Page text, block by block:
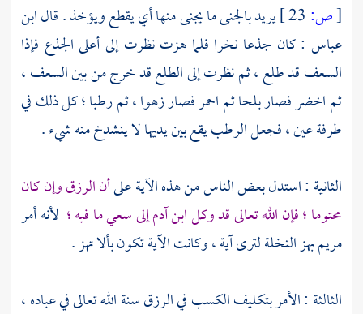
[ص: يريد بالجنى ما يجنى منها أي يقطع ويؤخذ . قالابن
عباس : كان جذعا نخرا فلما هزت نظرت إلى أعلى الجذع فإذا
السعف قد طلع ، ثم نظرت إلى الطلع قد خرج من بين السعف ،
ثم اخضر فصار بلحا ثم احمر فصار زهوا ، ثم رطبا ؛ كل ذلك في
طرفة عين ، فجعل الرطب يقع بين يديها لا ينشدخ منه شيء .
الثانية : استدل بعض الناس من هذه الآية علىأن الرزق وإن كان
محتوما ؛ فإن الله تعالى قد وكل ابن آدم إلى سعي ما فيه ؛ لأنه أمر
مريمبهز النخلة لترى آية ، وكانت الآية تكون بألا تهز .
الثالثة : الأمر بتكليف الكسب في الرزق سنة الله تعالى في عباده ،